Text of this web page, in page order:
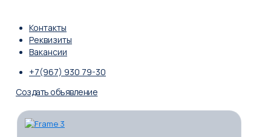
Контакты
Реквизиты
Вакансии
+7(967) 930 79-30
Создать объявление